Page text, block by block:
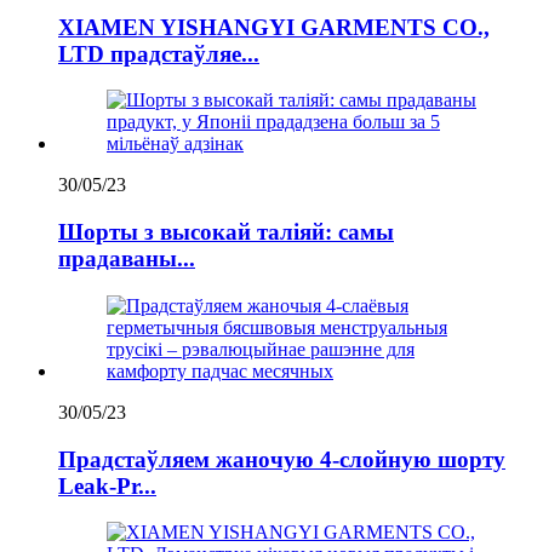
XIAMEN YISHANGYI GARMENTS CO.,
LTD прадстаўляе...
30/05/23
Шорты з высокай таліяй: самы
прадаваны...
30/05/23
Прадстаўляем жаночую 4-слойную шорту
Leak-Pr...